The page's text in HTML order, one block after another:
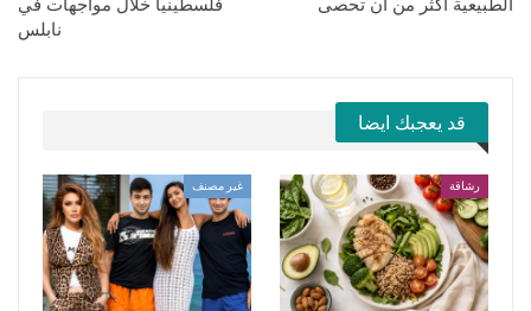
نابلس
قد يعجبك ايضا
رشاقة غير مصنف